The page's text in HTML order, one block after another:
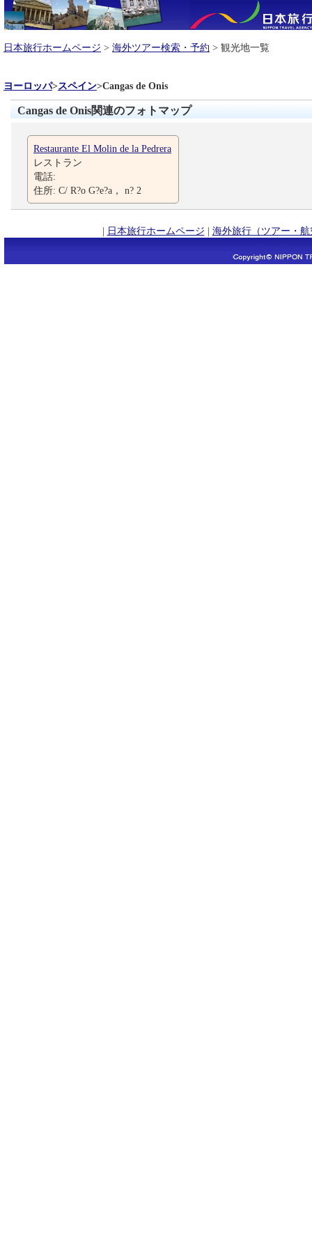
日本旅行ホームページ > 海外ツアー検索・予約 > 観光地一覧
ヨーロッパ>スペイン>Cangas de Onis
Cangas de Onis関連のフォトマップ
Restaurante El Molin de la Pedrera
レストラン
電話:
住所: C/ R?o G?e?a， n? 2
| 日本旅行ホームページ | 海外旅行（ツアー・航